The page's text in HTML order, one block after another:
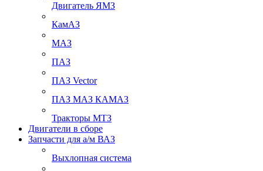
Двигатель ЯМЗ
КамАЗ
МАЗ
ПАЗ
ПАЗ Vector
ПАЗ МАЗ КАМАЗ
Тракторы МТЗ
Двигатели в сборе
Запчасти для а/м ВАЗ
Выхлопная система